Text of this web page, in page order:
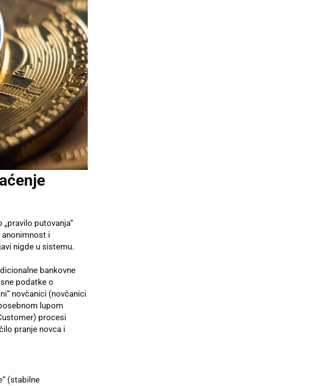
putovanja“
i
nigde u sistemu.
bankovne
podatke o
novčanici (novčanici
lupom
procesi
pranje novca i
(stabilne